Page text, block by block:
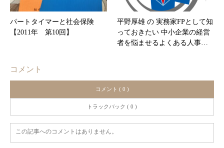
パートタイマーと社会保険
【2011年 第10回】
平野厚雄 の 実務家FPとして知
っておきたい 中小企業の経営
者を悩ませるよくある人事…
コメント
コメント ( 0 )
トラックバック ( 0 )
この記事へのコメントはありません。